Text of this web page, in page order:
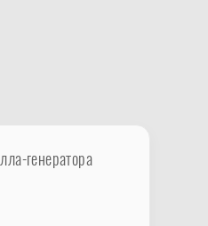
генератора